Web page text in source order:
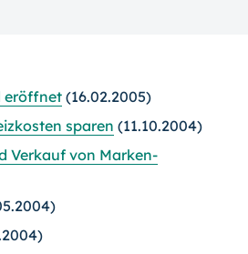
eröffnet (16.02.2005)
sparen (11.10.2004)
Verkauf von Marken-